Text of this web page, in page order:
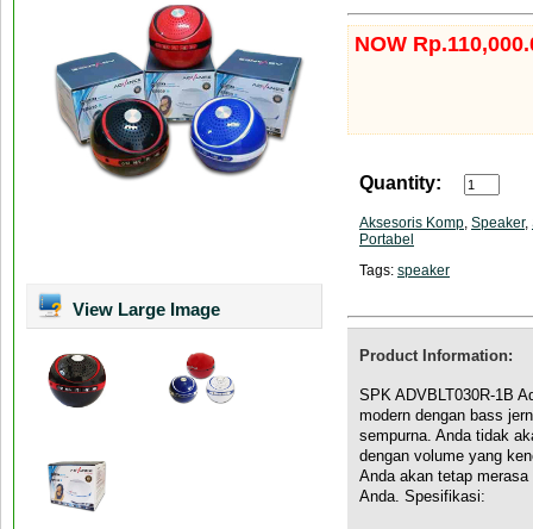
View Large Image
NOW
Quantity:
Aksesoris Komp, Speaker,
Portabel
Tags: speaker
Product Information:
SPK ADVBLT030R-1B
modern dengan bass
sempurna. Anda tidak
dengan volume yang
Anda akan tetap
Anda. Spesifikasi: